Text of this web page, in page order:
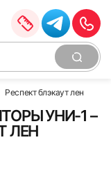
Респект блэкаут лен
УНИ-1 –
ЛЕН